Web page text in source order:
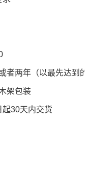
者两年（以最先达到的
架包装
起30天内交货